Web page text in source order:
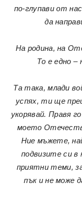
по-глупави от
да
На родина, на
То е едно –
Та така, млади
успях, ти ще
укорявай. Правя
моето
Ние мъжете,
подвизите си в
приятни теми,
пък и не може